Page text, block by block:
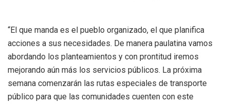
“El que manda es el pueblo organizado, el que planifica
acciones a sus necesidades. De manera paulatina vamos
abordando los planteamientos y con prontitud iremos
mejorando aún más los servicios públicos. La próxima
semana comenzarán las rutas especiales de transporte
público para que las comunidades cuenten con este